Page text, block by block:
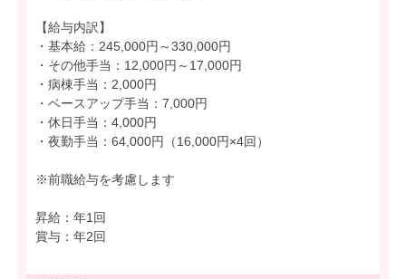
【給与内訳】
・基本給：245,000円～330,000円
・その他手当：12,000円～17,000円
・病棟手当：2,000円
・ベースアップ手当：7,000円
・休日手当：4,000円
・夜勤手当：64,000円（16,000円×4回）
※前職給与を考慮します
昇給：年1回
賞与：年2回